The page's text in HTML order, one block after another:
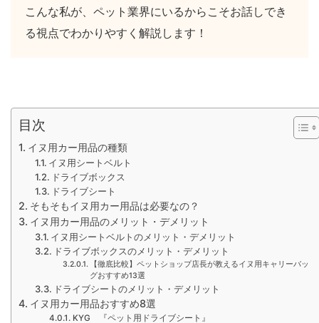
こんな私が、ペット業界にいるからこそお話しでき
る視点でわかりやすく解説します！
目次
イヌ用カー用品の種類
イヌ用シートベルト
ドライブボックス
ドライブシート
そもそもイヌ用カー用品は必要なの？
イヌ用カー用品のメリット・デメリット
イヌ用シートベルトのメリット・デメリット
ドライブボックスのメリット・デメリット
【徹底比較】ペットショップ店長が教えるイヌ用キャリーバッ
グおすすめ13選
ドライブシートのメリット・デメリット
イヌ用カー用品おすすめ8選
KYG 『ペット用ドライブシート』